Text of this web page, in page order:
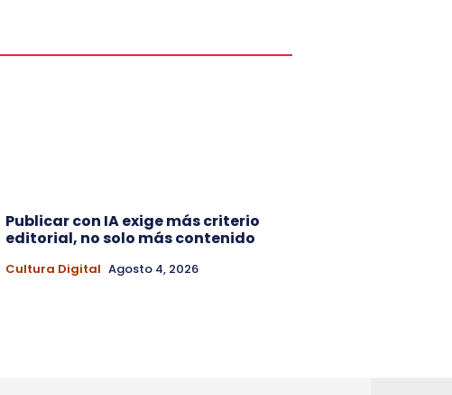
Publicar con IA exige más criterio
editorial, no solo más contenido
Cultura Digital Agosto 4, 2026